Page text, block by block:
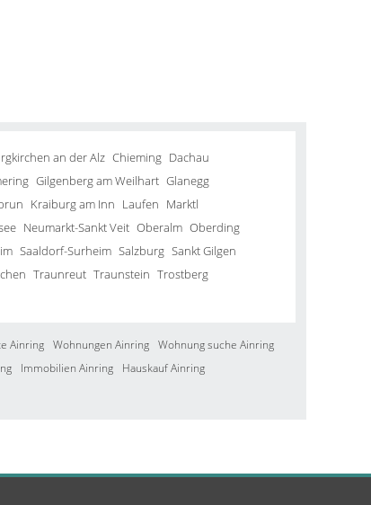
an der Alz Chieming Dachau
Gilgenberg am Weilhart Glanegg
Kraiburg am Inn Laufen Marktl
Neumarkt-Sankt Veit Oberalm Oberding
Saaldorf-Surheim Salzburg Sankt Gilgen
Traunreut Traunstein Trostberg
Ainring Wohnungen Ainring Wohnung suche Ainring
Immobilien Ainring
Hauskauf Ainring